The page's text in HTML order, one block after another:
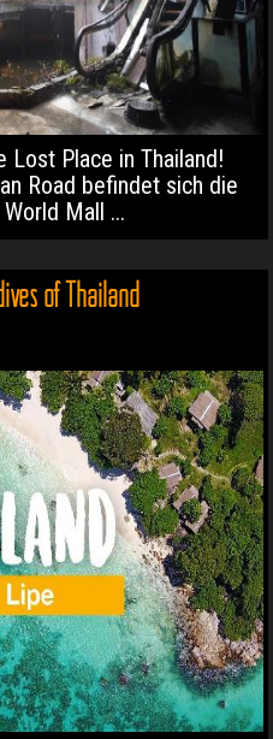
Lost Place in Thailand!
Road befindet sich die
Mall ...
of Thailand